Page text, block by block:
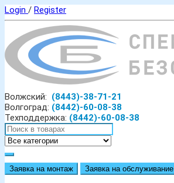
Login / Register
Волжский: (8443)-38-71-21
Волгоград: (8442)-60-08-38
Техподдержка: (8442)-60-08-38
Заявка на монтаж Заявка на обслуживание